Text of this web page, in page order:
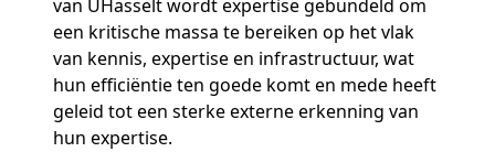
van UHasselt wordt expertise gebundeld om
een kritische massa te bereiken op het vlak
van kennis, expertise en infrastructuur, wat
hun efficiëntie ten goede komt en mede heeft
geleid tot een sterke externe erkenning van
hun expertise.